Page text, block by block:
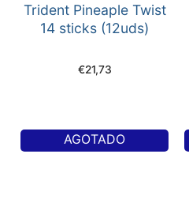
Trident Pineaple Twist
14 sticks (12uds)
€21,73
AGOTADO